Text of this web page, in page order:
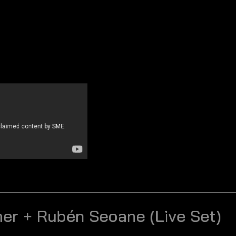
+ Rubén Seoane (Live Set)